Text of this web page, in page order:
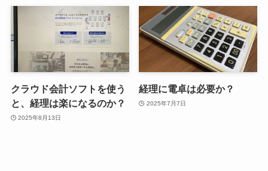
クラウド会計ソフトを使う
と、経理は楽になるのか？
2025年8月13日
経理に電卓は必要か？
2025年7月7日